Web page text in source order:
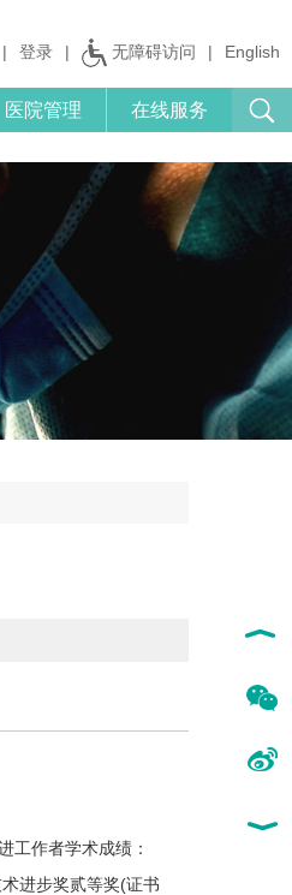
| 登录 | 无障碍访问 | English
医院管理 在线服务
工作者学术成绩：
进步奖贰等奖(证书